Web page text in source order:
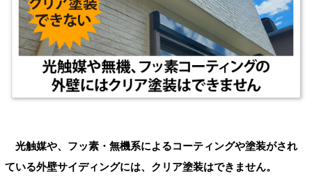
光触媒や、フッ素・無機系によるコーティングや塗装がされ
ている外壁サイディングには、クリア塗装はできません。